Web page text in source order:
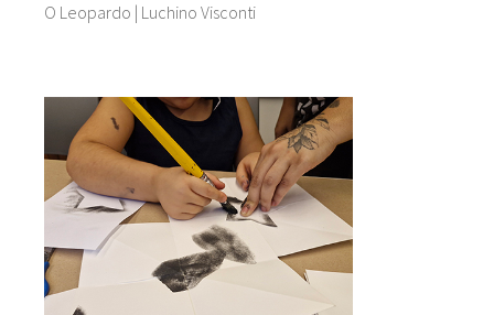
O Leopardo | Luchino Visconti